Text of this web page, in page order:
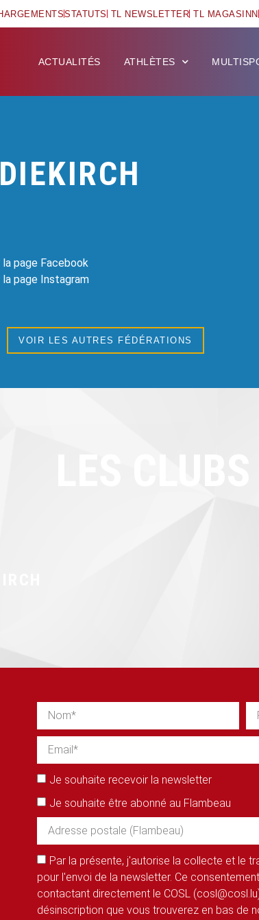
STATUTS TL NEWSLETTER TL MAGASINN
ACTUALITÉS ATHLÈTES
page Facebook
page Instagram
VOIR LES AUTRES FÉDÉRATIONS
Je souhaite recevoir la newsletter
Je souhaite être abonné au Flambeau
Par la présente, j'autorise la collecte et le
pour l'envoi de la newsletter. Ce
contactant directement le COSL
désinscription que vous trouverez en bas de